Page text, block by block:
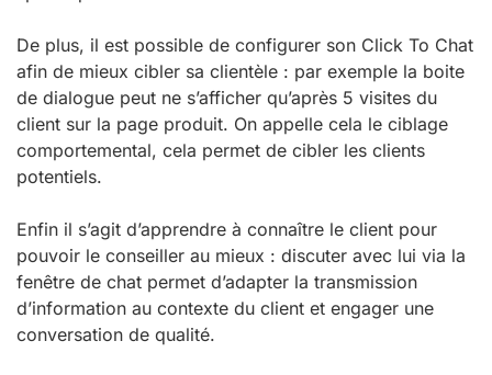
De plus, il est possible de configurer son Click To Chat
afin de mieux cibler sa clientèle : par exemple la boite
de dialogue peut ne s’afficher qu’après 5 visites du
client sur la page produit. On appelle cela le ciblage
comportemental, cela permet de cibler les clients
potentiels.
Enfin il s’agit d’apprendre à connaître le client pour
pouvoir le conseiller au mieux : discuter avec lui via la
fenêtre de chat permet d’adapter la transmission
d’information au contexte du client et engager une
conversation de qualité.